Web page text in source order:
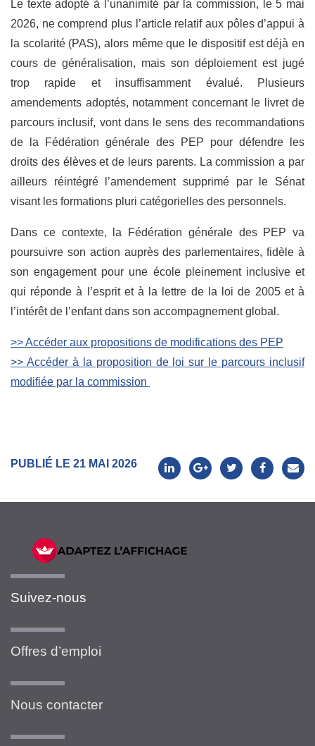
Le texte adopté à l’unanimité par la commission, le 5 mai
2026, ne comprend plus l’article relatif aux pôles d’appui à
la scolarité (PAS), alors même que le dispositif est déjà en
cours de généralisation, mais son déploiement est jugé
trop rapide et insuffisamment évalué. Plusieurs
amendements adoptés, notamment concernant le livret de
parcours inclusif, vont dans le sens des recommandations
de la Fédération générale des PEP pour défendre les
droits des élèves et de leurs parents. La commission a par
ailleurs réintégré l’amendement supprimé par le Sénat
visant les formations pluri catégorielles des personnels.
Dans ce contexte, la Fédération générale des PEP va
poursuivre son action auprès des parlementaires, fidèle à
son engagement pour une école pleinement inclusive et
qui réponde à l’esprit et à la lettre de la loi de 2005 et à
l’intérêt de l’enfant dans son accompagnement global.
>> Accéder aux propositions de modifications des PEP
>> Accéder à la proposition de loi sur le parcours inclusif
modifiée par la commission
PUBLIÉ LE 21 MAI 2026
Suivez-nous
Offres d’emploi
Nous contacter